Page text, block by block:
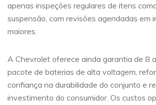
apenas inspeções regulares de itens
suspensão, com revisões agendadas em
maiores.
A Chevrolet oferece ainda garantia de 8
pacote de baterias de alta voltagem,
confiança na durabilidade do conjunto e
investimento do consumidor. Os custos